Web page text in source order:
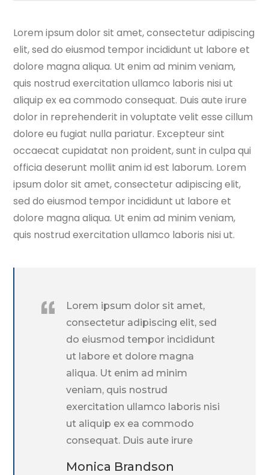
Lorem ipsum dolor sit amet, consectetur adipiscing
elit, sed do eiusmod tempor incididunt ut labore et
dolore magna aliqua. Ut enim ad minim veniam,
quis nostrud exercitation ullamco laboris nisi ut
aliquip ex ea commodo consequat. Duis aute irure
dolor in reprehenderit in voluptate velit esse cillum
dolore eu fugiat nulla pariatur. Excepteur sint
occaecat cupidatat non proident, sunt in culpa qui
officia deserunt mollit anim id est laborum. Lorem
ipsum dolor sit amet, consectetur adipiscing elit,
sed do eiusmod tempor incididunt ut labore et
dolore magna aliqua. Ut enim ad minim veniam,
quis nostrud exercitation ullamco laboris nisi ut.
Lorem ipsum dolor sit amet,
consectetur adipiscing elit, sed
do eiusmod tempor incididunt
ut labore et dolore magna
aliqua. Ut enim ad minim
veniam, quis nostrud
exercitation ullamco laboris nisi
ut aliquip ex ea commodo
consequat. Duis aute irure
Monica Brandson